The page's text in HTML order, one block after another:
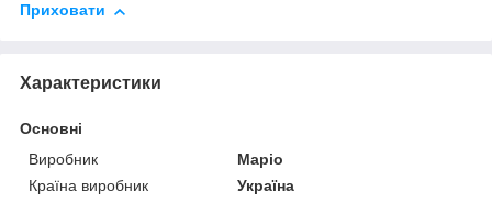
Приховати
Характеристики
Основні
Виробник
Маріо
Країна виробник
Україна